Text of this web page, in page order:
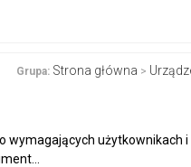
Grupa: Strona główna >
użytkownikach i